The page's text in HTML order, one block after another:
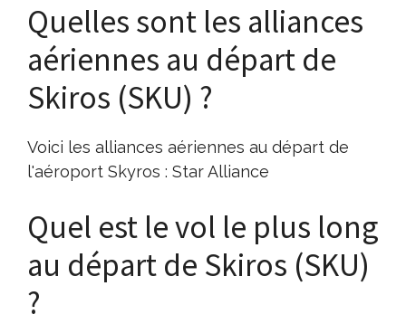
Quelles sont les alliances
aériennes au départ de
Skiros (SKU) ?
Voici les alliances aériennes au départ de
l'aéroport Skyros : Star Alliance
Quel est le vol le plus long
au départ de Skiros (SKU)
?